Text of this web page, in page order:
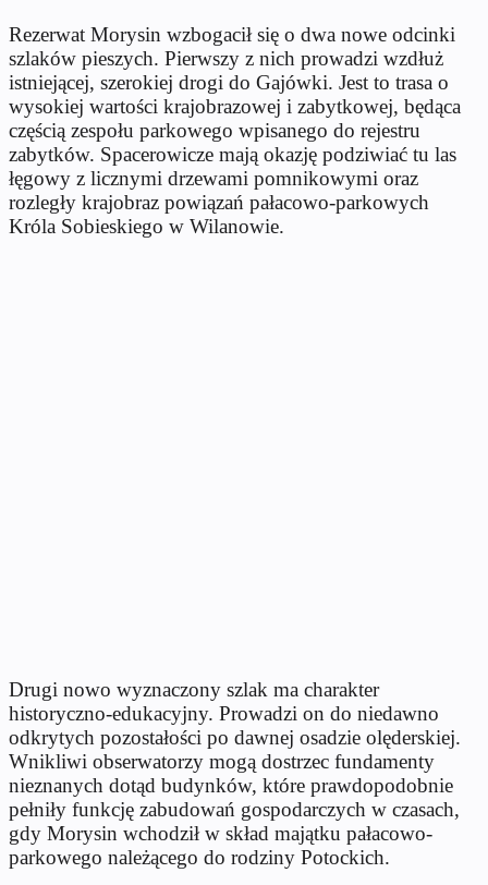
Rezerwat Morysin wzbogacił się o dwa nowe odcinki
szlaków pieszych. Pierwszy z nich prowadzi wzdłuż
istniejącej, szerokiej drogi do Gajówki. Jest to trasa o
wysokiej wartości krajobrazowej i zabytkowej, będąca
częścią zespołu parkowego wpisanego do rejestru
zabytków. Spacerowicze mają okazję podziwiać tu las
łęgowy z licznymi drzewami pomnikowymi oraz
rozległy krajobraz powiązań pałacowo-parkowych
Króla Sobieskiego w Wilanowie.
Drugi nowo wyznaczony szlak ma charakter
historyczno-edukacyjny. Prowadzi on do niedawno
odkrytych pozostałości po dawnej osadzie olęderskiej.
Wnikliwi obserwatorzy mogą dostrzec fundamenty
nieznanych dotąd budynków, które prawdopodobnie
pełniły funkcję zabudowań gospodarczych w czasach,
gdy Morysin wchodził w skład majątku pałacowo-
parkowego należącego do rodziny Potockich.